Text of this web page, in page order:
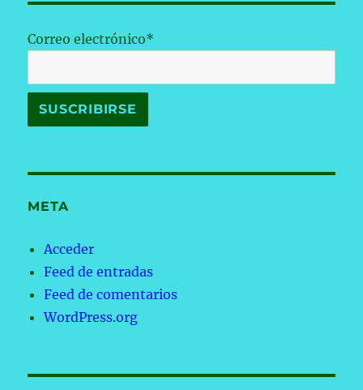
Correo electrónico*
META
Acceder
Feed de entradas
Feed de comentarios
WordPress.org